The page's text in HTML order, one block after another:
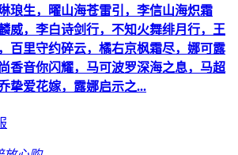
琅生，曜山海苍雷引，李信山海炽霜
威，李白诗剑行，不知火舞绯月行，王
百里守约碎云，橘右京枫霜尽，娜可露
香音你闪耀，马可波罗深海之息，马超
挚爱花嫁，露娜启示之...